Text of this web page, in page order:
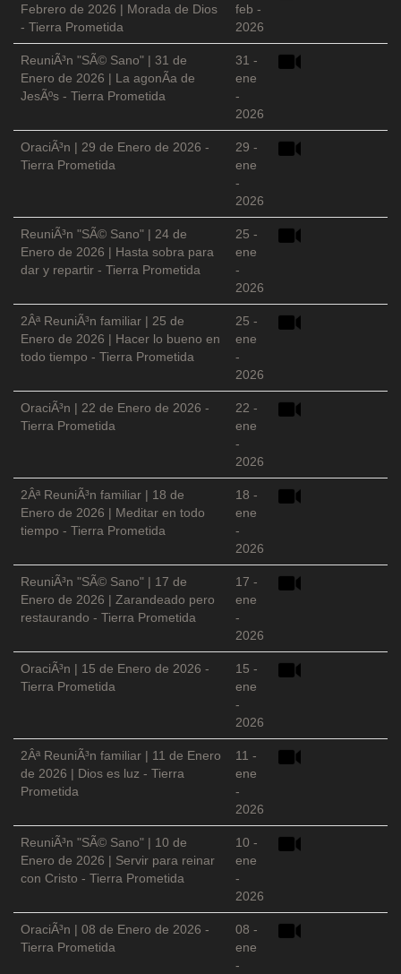
Febrero de 2026 | Morada de Dios
- Tierra Prometida
feb -
2026
ReuniÃ³n "SÃ© Sano" | 31 de
Enero de 2026 | La agonÃ­a de
JesÃºs - Tierra Prometida
31 -
ene
-
2026
OraciÃ³n | 29 de Enero de 2026 -
Tierra Prometida
29 -
ene
-
2026
ReuniÃ³n "SÃ© Sano" | 24 de
Enero de 2026 | Hasta sobra para
dar y repartir - Tierra Prometida
25 -
ene
-
2026
2Âª ReuniÃ³n familiar | 25 de
Enero de 2026 | Hacer lo bueno en
todo tiempo - Tierra Prometida
25 -
ene
-
2026
OraciÃ³n | 22 de Enero de 2026 -
Tierra Prometida
22 -
ene
-
2026
2Âª ReuniÃ³n familiar | 18 de
Enero de 2026 | Meditar en todo
tiempo - Tierra Prometida
18 -
ene
-
2026
ReuniÃ³n "SÃ© Sano" | 17 de
Enero de 2026 | Zarandeado pero
restaurando - Tierra Prometida
17 -
ene
-
2026
OraciÃ³n | 15 de Enero de 2026 -
Tierra Prometida
15 -
ene
-
2026
2Âª ReuniÃ³n familiar | 11 de Enero
de 2026 | Dios es luz - Tierra
Prometida
11 -
ene
-
2026
ReuniÃ³n "SÃ© Sano" | 10 de
Enero de 2026 | Servir para reinar
con Cristo - Tierra Prometida
10 -
ene
-
2026
OraciÃ³n | 08 de Enero de 2026 -
Tierra Prometida
08 -
ene
-